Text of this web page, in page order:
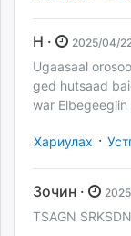
H · 2025/04/
Ugaasaal
ged hutsaad
war
Хариулах ·
Зочин ·
TSAGN